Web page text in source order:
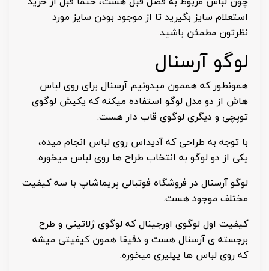
استعلام سایز بگیرید تا از موجود بودن سایز مورد
نظرتون مطمئن باشید.
لوگو آرسنال
همونطور که هممون میدونیم آرسنال برای روی لباس
هاش از دو مدل لوگو استفاده میکنه که یکیش لوگوی
توپچی و دیگری لوگوی قاب دار هست.
با توجه به طراحی که آدیداس روی لباس انجام میده،
یکی از دو لوگو به انتخاب طراح ها روی لباس میخوره.
لوگو آرسنال در فروشگاه فوتبالی پریماشاپ با سه کیفیت
مختلف موجود هست.
کیفیت اول لوگوی اورجینال که لوگوی ژلاتینی و طرح
برجسته ی آرسنال هست و دقیقا همون کیفیتی میشه
که روی لباس ها یپلیری میخوره.